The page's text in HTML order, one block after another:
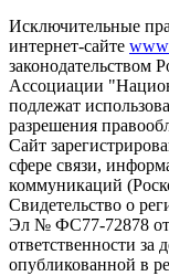
Исключительные
интернет-сайте
законодательством
Ассоциации
подлежат
разрешения
Сайт
сфере связи,
коммуникаций
Свидетельство о
Эл № ФС77-72878 от
ответственности за
опубликованной в